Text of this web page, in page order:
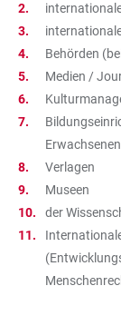
Behörden
Medien /
Verlagen
Museen
der